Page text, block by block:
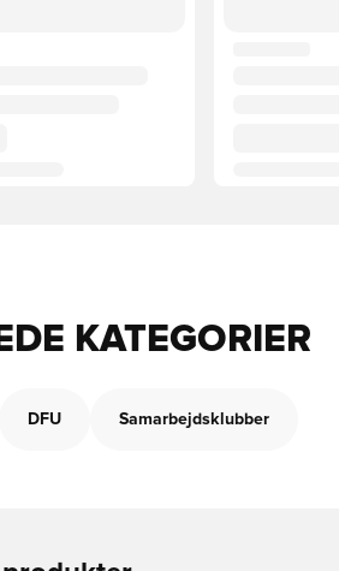
KATEGORIER
DFU Samarbejdsklubber